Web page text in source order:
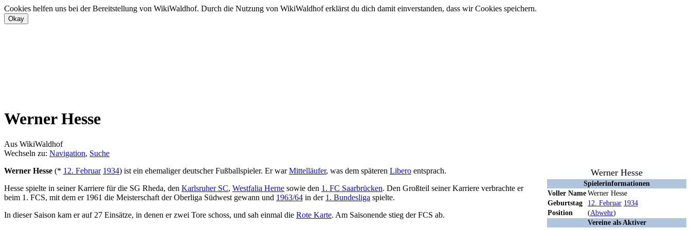
Cookies helfen uns bei der Bereitstellung von WikiWaldhof. Durch die Nutzung von WikiWaldhof erklärst du dich damit einverstanden, dass wir Cookies speichern.
Werner Hesse
Aus WikiWaldhof
Wechseln zu: Navigation, Suche
Werner Hesse
Spielerinformationen
Voller Name Werner Hesse
Geburtstag
12. Februar 1934
Position
(Abwehr)
Vereine als Aktiver
Werner Hesse (* 12. Februar 1934) ist ein ehemaliger deutscher Fußballspieler. Er warMittelläufer, was dem späteren Libero entsprach.
Hesse spielte in seiner Karriere für die SG Rheda, den Karlsruher SC, Westfalia Herne sowie den 1. FC Saarbrücken. Den Großteil seiner Karriere verbrachte er
beim 1. FCS, mit dem er 1961 die Meisterschaft der Oberliga Südwest gewann und 1963/64 in der 1. Bundesliga spielte.
In dieser Saison kam er auf 27 Einsätze, in denen er zwei Tore schoss, und sah einmal die Rote Karte. Am Saisonende stieg der FCS ab.